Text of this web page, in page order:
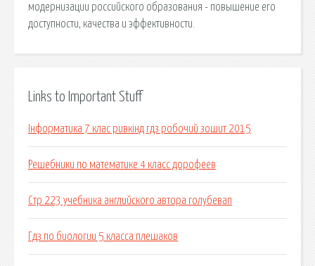
модернизации российского образования - повышение его
доступности, качества и эффективности.
Links to Important Stuff
Інформатика 7 клас ривкінд гдз робочий зошит 2015
Решебники по математике 4 класс дорофеев
Стр 223 учебника английского автора голубевап
Гдз по биологии 5 класса плешаков